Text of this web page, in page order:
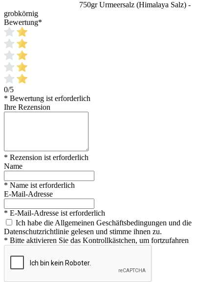
750gr Urmeersalz (Himalaya Salz) -
grobkörnig
Bewertung*
0/5
* Bewertung ist erforderlich
Ihre Rezension
* Rezension ist erforderlich
Name
* Name ist erforderlich
E-Mail-Adresse
* E-Mail-Adresse ist erforderlich
Ich habe die Allgemeinen Geschäftsbedingungen und die
Datenschutzrichtlinie gelesen und stimme ihnen zu.
* Bitte aktivieren Sie das Kontrollkästchen, um fortzufahren